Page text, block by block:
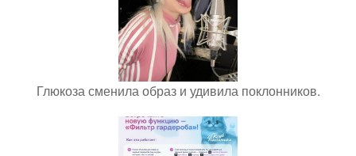
Глюкоза сменила образ и удивила поклонников.